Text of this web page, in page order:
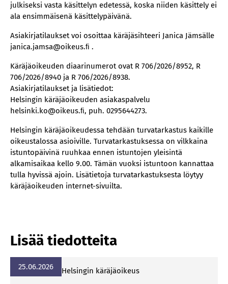
julkiseksi vasta käsittelyn edetessä, koska niiden käsittely ei
ala ensimmäisenä käsittelypäivänä.
Asiakirjatilaukset voi osoittaa käräjäsihteeri Janica Jämsälle
janica.jamsa@oikeus.ﬁ .
Käräjäoikeuden diaarinumerot ovat R 706/2026/8952, R
706/2026/8940 ja R 706/2026/8938.
Asiakirjatilaukset ja lisätiedot:
Helsingin käräjäoikeuden asiakaspalvelu
helsinki.ko@oikeus.ﬁ, puh. 0295644273.
Helsingin käräjäoikeudessa tehdään turvatarkastus kaikille
oikeustalossa asioiville. Turvatarkastuksessa on vilkkaina
istuntopäivinä ruuhkaa ennen istuntojen yleisintä
alkamisaikaa kello 9.00. Tämän vuoksi istuntoon kannattaa
tulla hyvissä ajoin. Lisätietoja turvatarkastuksesta löytyy
käräjäoikeuden internet-sivuilta.
Lisää tiedotteita
25.06.2026 Hel­sin­gin kä­rä­jä­oi­keus